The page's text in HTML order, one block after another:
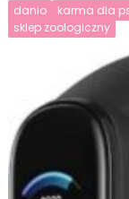
danio karma dla
sklep zoologiczny